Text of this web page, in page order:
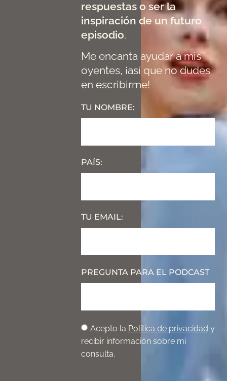
respuestas o ser la
inspiración de un futuro
episodio.
Me encanta ayudar a mis
oyentes, ¡así que no dudes
en escribirme!
TU NOMBRE:
PAÍS:
TU EMAIL:
PREGUNTA PARA EL PODCAST
Acepto la Política de privacidad y
recibir información sobre mi
consulta.